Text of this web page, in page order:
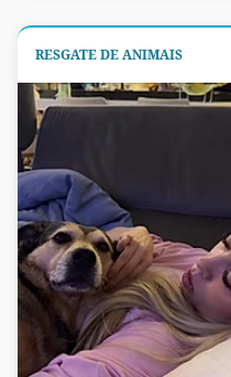
RESGATE DE ANIMAIS